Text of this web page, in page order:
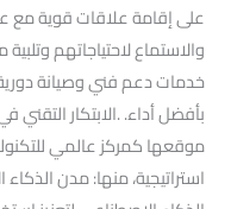
على إقامة علاقات قوية مع
والاستماع لاحتياجاتهم
خدمات دعم فني وصيانة
بأفضل أداء. .الابتكار
موقعها كمركز عالمي
استراتيجية، منها: مدن